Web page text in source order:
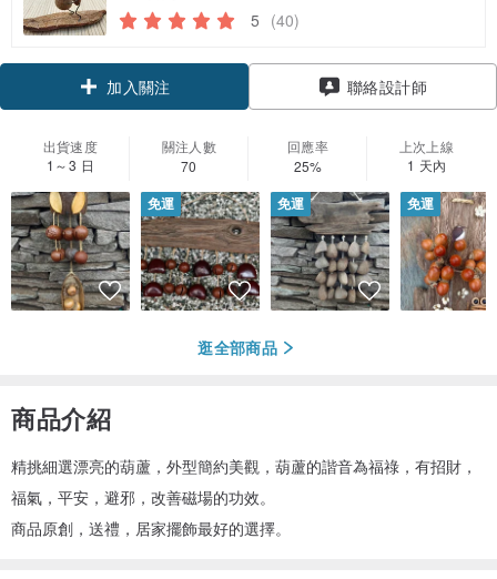
5 (40)
加入關注 聯絡設計師
出貨速度
1～3 日
關注人數
70
回應率
25%
上次上線
1 天內
免運 免運 免運
逛全部商品
商品介紹
精挑細選漂亮的葫蘆，外型簡約美觀，葫蘆的諧音為福祿，有招財，
福氣，平安，避邪，改善磁場的功效。
商品原創，送禮，居家擺飾最好的選擇。